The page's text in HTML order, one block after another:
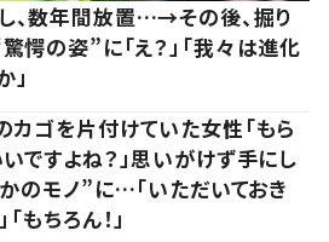
、数年間放置…→その後、掘り
の姿”に「え？」「我々は進化
カゴを片付けていた女性「もら
ですよね？」思いがけず手にし
のモノ”に…「いただいておき
「もちろん！」